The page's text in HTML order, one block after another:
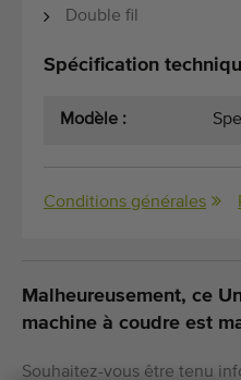
Double fil
Spécification
Modèle :
Conditions générales
Malheureusement, ce
machine à coudre est
Souhaitez-vous être tenu